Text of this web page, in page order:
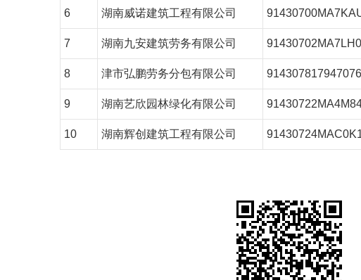
6 湖南威诺建筑工程有限公司
7 湖南九安建筑劳务有限公司
8 津市弘鹏劳务分包有限公司
9 湖南艺欣园林绿化有限公司
10 湖南辉创建筑工程有限公司